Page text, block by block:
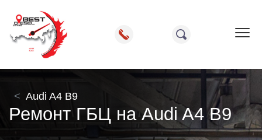
Audi A4 B9
Ремонт ГБЦ на Audi A4 B9